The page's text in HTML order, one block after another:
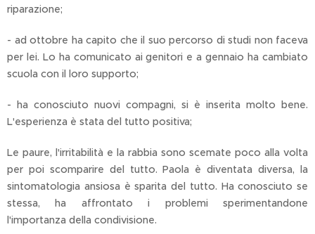
riparazione;
- ad ottobre ha capito che il suo percorso di studi non faceva
per lei. Lo ha comunicato ai genitori e a gennaio ha cambiato
scuola con il loro supporto;
- ha conosciuto nuovi compagni, si è inserita molto bene.
L'esperienza è stata del tutto positiva;
Le paure, l'irritabilità e la rabbia sono scemate poco alla volta
per poi scomparire del tutto. Paola è diventata diversa, la
sintomatologia ansiosa è sparita del tutto. Ha conosciuto se
stessa, ha affrontato i problemi sperimentandone
l'importanza della condivisione.